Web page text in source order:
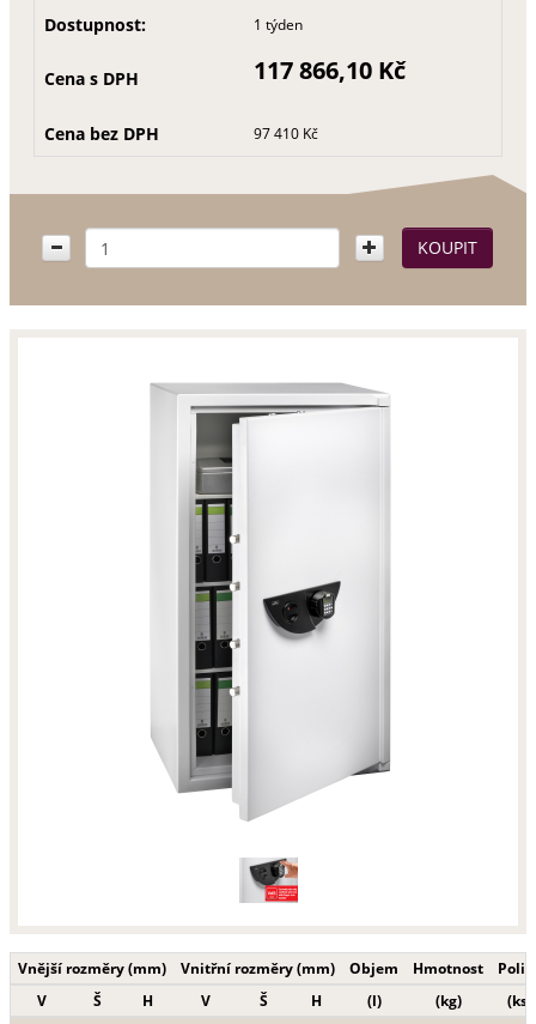
Dostupnost: 1 týden
Cena s DPH 117 866,10 Kč
Cena bez DPH 97 410 Kč
Vnější rozměry (mm) Vnitřní rozměry (mm) Objem Hmotnost
V
Š H V Š H (l) (kg)
(ks)